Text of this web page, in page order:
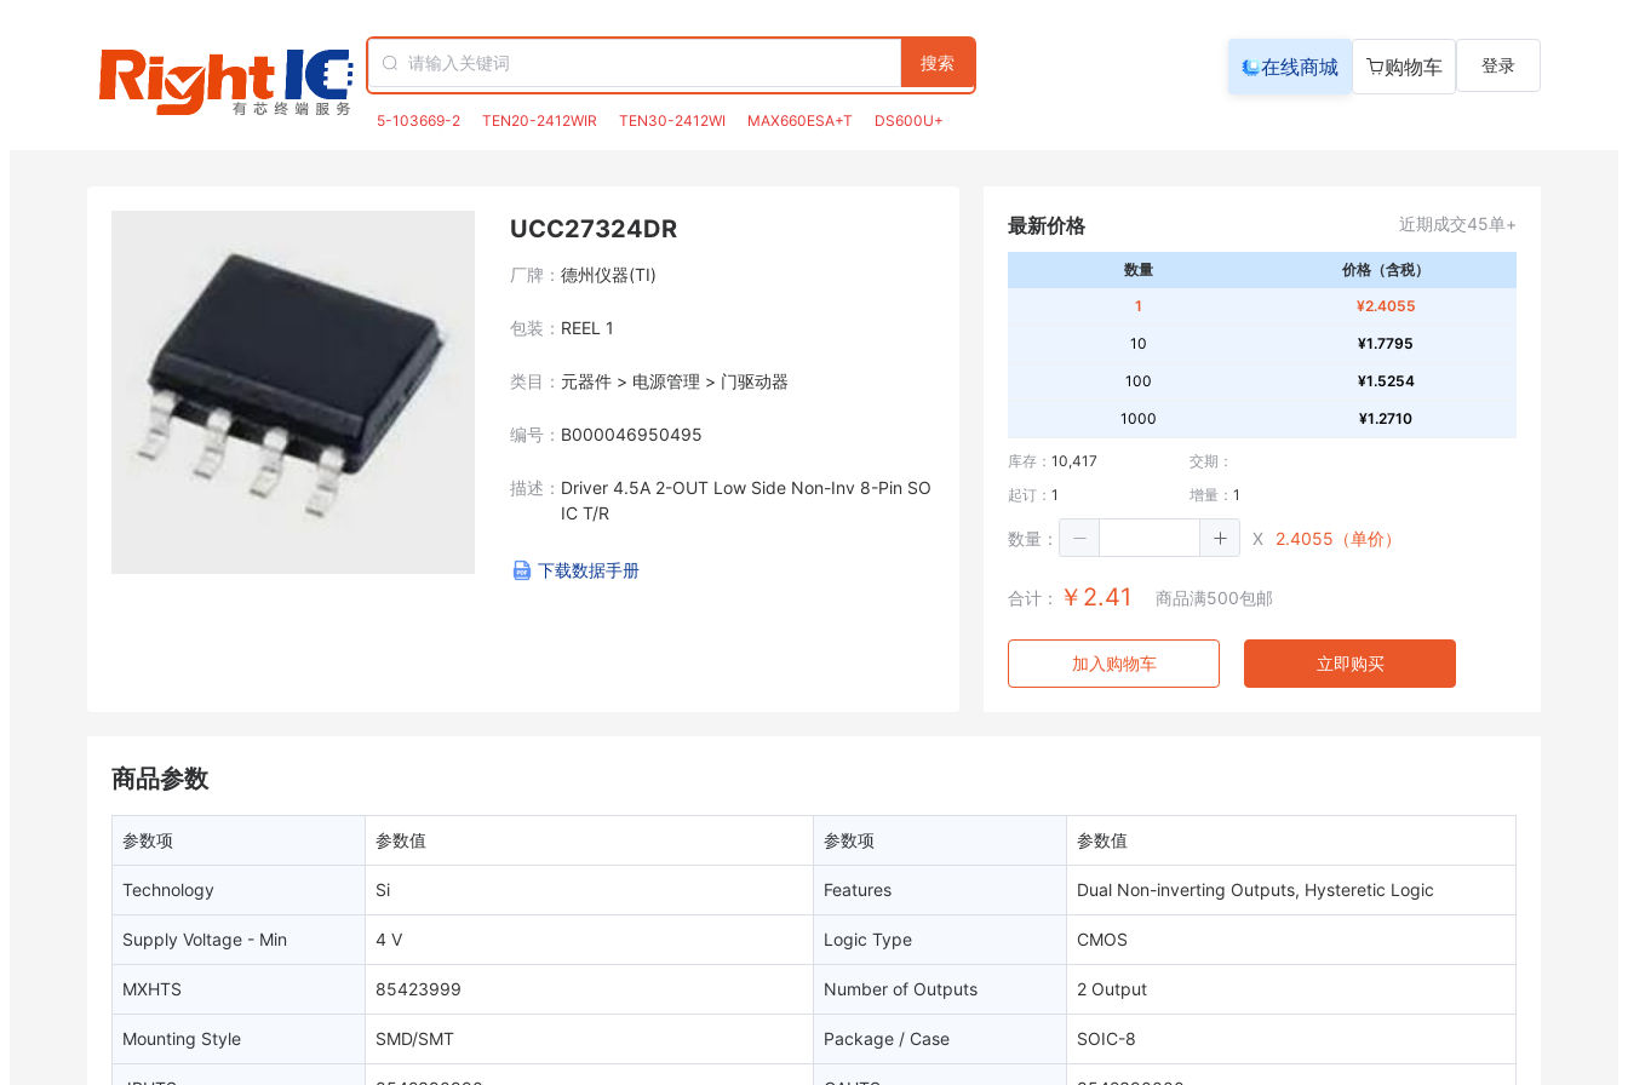
搜索
5-103669-2 TEN20-2412WIR TEN30-2412WI MAX660ESA+T DS600U+
在线商城 购物车 登录
UCC27324DR
厂牌： 德州仪器(TI)
包装： REEL 1
类目： 元器件 > 电源管理 > 门驱动器
编号： B000046950495
描述： Driver 4.5A 2-OUT Low Side Non-Inv 8-Pin SO
IC T/R
下载数据手册
最新价格 近期成交45单+
数量
价格（含税）
1
¥2.4055
10 ¥1.7795
100 ¥1.5254
1000 ¥1.2710
库存： 10,417
交期：
起订： 1 增量： 1
数量： X 2.4055（单价）
合计： ￥2.41 商品满500包邮
加入购物车 立即购买
商品参数
参数项 参数值 参数项 参数值
Technology Si Features Dual Non-inverting Outputs, Hysteretic Logic
Supply Voltage - Min 4 V Logic Type CMOS
MXHTS 85423999 Number of Outputs 2 Output
Mounting Style SMD/SMT Package / Case SOIC-8